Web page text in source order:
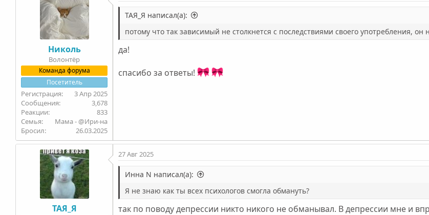
Николь
Волонтëр
Команда форума
Посетитель
3 Апр 2025
3,678
833
Семья
Мама - @Ири-на
Бросил
26.03.2025
ТАЯ_Я написал(а):
потому что так зависимый не столкнется с последствиями своего употребления,
да!
спасибо за ответы!
ТАЯ_Я
27 Авг 2025
Инна N написал(а):
Я не знаю как ты всех психологов смогла обмануть?
так по поводу депрессии никто никого не обманывал. В депрессии мне и